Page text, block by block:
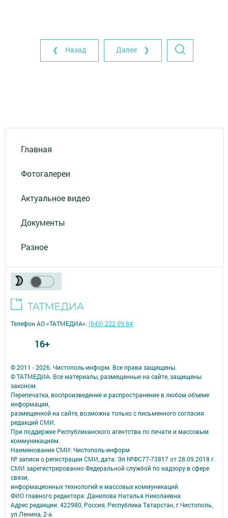
❮ Назад Далее ❯
Главная
Фотогалереи
Актуальное видео
Документы
Разное
© 2011 - 2026. Чистополь-информ. Все права защищены.
© ТАТМЕДИА. Все материалы, размещенные на сайте, защищены
законом.
Перепечатка, воспроизведение и распространение в любом объеме
информации,
размещенной на сайте, возможна только с письменного согласия
редакций СМИ.
При поддержке Республиканского агентства по печати и массовым
коммуникациям.
Наименование СМИ: Чистополь-информ
№ записи о регистрации СМИ, дата: Эл №ФС77-73817 от 28.09.2018 г.
СМИ зарегистрированно Федеральной службой по надзору в сфере
связи,
информационных технологий и массовых коммуникаций
ФИО главного редактора: Данилова Наталья Николаевна
Адрес редакции: 422980, Россия, Республика Татарстан, г.Чистополь,
ул.Ленина, 2-а.
Телефон АО «ТАТМЕДИА»:(843) 222 09 84
16+